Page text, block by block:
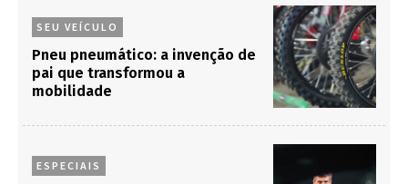
SEU VEÍCULO
Pneu pneumático: a invenção de
pai que transformou a
mobilidade
ESPECIAIS